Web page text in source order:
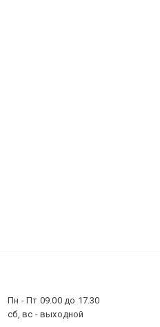
Пн - Пт 09.00 до 17.30
сб, вс - выходной